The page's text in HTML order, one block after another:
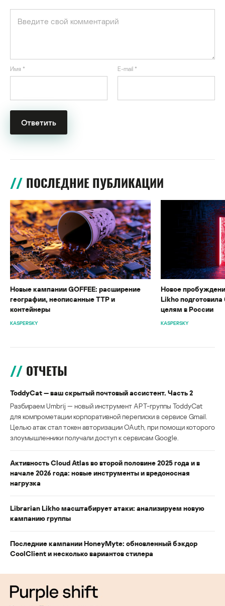
Имя * E-mail *
ПОСЛЕДНИЕ ПУБЛИКАЦИИ
Новые кампании GOFFEE: расширение
географии, неописанные TTP и
контейнеры
KASPERSKY
Новое
Likho
целям в России
KASPERSKY
ОТЧЕТЫ
ToddyCat — ваш скрытый почтовый ассистент. Часть 2
Разбираем Umbrij — новый инструмент APT-группы ToddyCat
для компрометации корпоративной переписки в сервисе Gmail.
Целью атак стал токен авторизации OAuth, при помощи которого
злоумышленники получали доступ к сервисам Google.
Активность Cloud Atlas во второй половине 2025 года и в
начале 2026 года: новые инструменты и вредоносная
нагрузка
Librarian Likho масштабирует атаки: анализируем новую
кампанию группы
Последние кампании HoneyMyte: обновленный бэкдор
CoolClient и несколько вариантов стилера